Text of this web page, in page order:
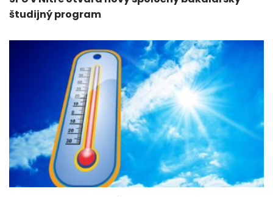
študijný program